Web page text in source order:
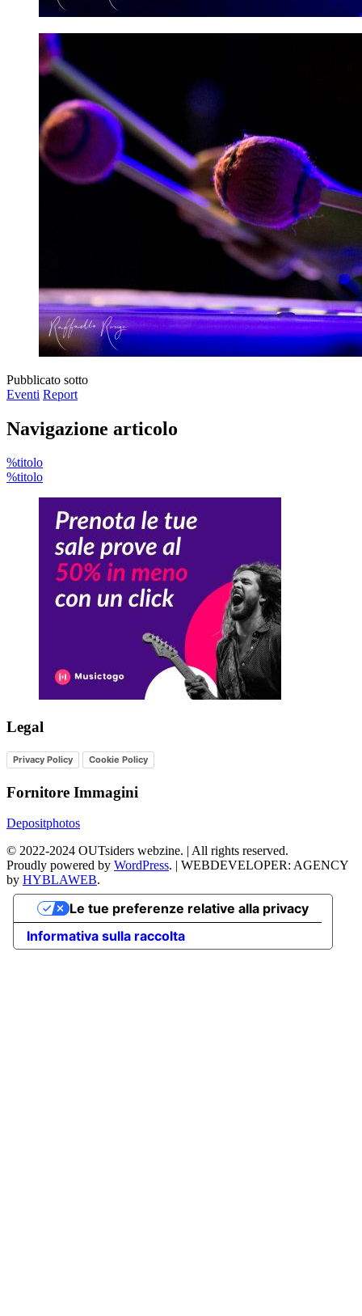
Pubblicato sotto
Eventi Report
Navigazione articolo
%titolo
%titolo
Legal
Privacy Policy Cookie Policy
Fornitore Immagini
Depositphotos
© 2022-2024 OUTsiders webzine. | All rights reserved.
Proudly powered by WordPress. | WEBDEVELOPER: AGENCY
by HYBLAWEB.
Informativa sulla raccolta
Le tue preferenze relative alla privacy